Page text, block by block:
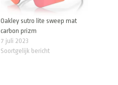
Oakley sutro lite sweep mat
carbon prizm
7 juli 2023
Soortgelijk bericht